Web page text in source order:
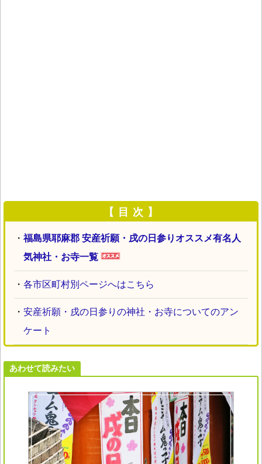
【 目 次 】
・ 福島県耶麻郡 安産祈願・戌の日参りオススメ有名人
気神社・お寺一覧
・ 各市区町村別ページへはこちら
・ 安産祈願・戌の日参りの神社・お寺についてのアン
ケート
あわせて読みたい